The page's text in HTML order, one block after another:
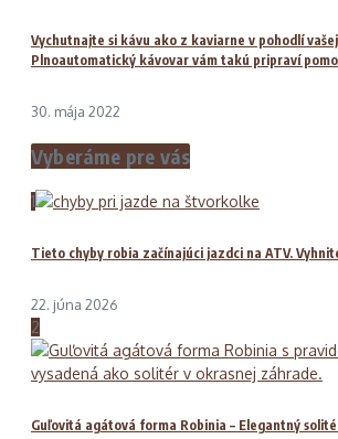
Vychutnajte si kávu ako z kaviarne v pohodlí
Plnoautomatický kávovar vám takú pripraví
30. mája 2022
Vyberáme pre vás
1
Tieto chyby robia začínajúci jazdci na ATV.
22. júna 2026
2
Guľovitá agátová forma Robinia – Elegantný